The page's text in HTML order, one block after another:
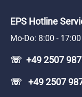
EPS Hotline
Mo-Do: 8:00 -
☏ +49 2507
☏ +49 2507